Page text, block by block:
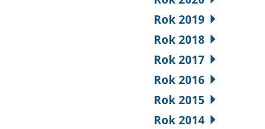
Rok 2019
Rok 2018
Rok 2017
Rok 2016
Rok 2015
Rok 2014